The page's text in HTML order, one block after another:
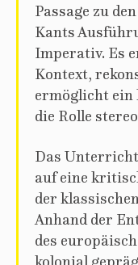
Passage zu
Kants
Imperativ. Es
Kontext,
ermöglicht ein
die Rolle
Das
auf eine
der
Anhand der
des
kolonial